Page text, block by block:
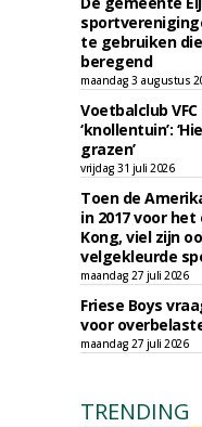
te gebruiken
beregend
maandag 3 augustus
Voetbalclub
‘knollentuin’:
grazen’
vrijdag 31 juli 2026
Toen de
in 2017 voor
Kong, viel zijn
velgekleurde
maandag 27 juli 2026
Friese Boys
voor
maandag 27 juli 2026
TRENDING